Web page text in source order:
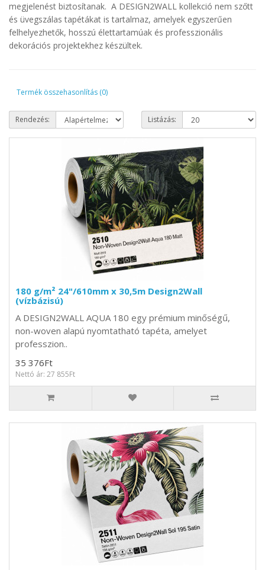
megjelenést biztosítanak. A DESIGN2WALL kollekció nem szőtt
és üvegszálas tapétákat is tartalmaz, amelyek egyszerűen
felhelyezhetők, hosszú élettartamúak és professzionális
dekorációs projektekhez készültek.
Termék összehasonlítás (0)
Rendezés: Listázás:
180 g/m² 24"/610mm x 30,5m Design2Wall
(vízbázisú)
A DESIGN2WALL AQUA 180 egy prémium minőségű,
non-woven alapú nyomtatható tapéta, amelyet
professzion..
35 376Ft
Nettó ár: 27 855Ft